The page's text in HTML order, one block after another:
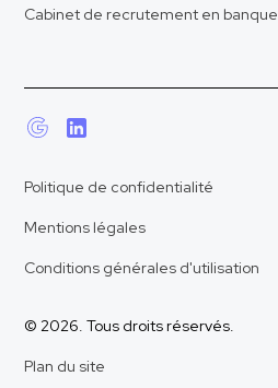
Cabinet de recrutement en
© 2026. Tous droits réservés.
Politique de confidentialité
Mentions légales
Conditions générales d'utilisation
Plan du site